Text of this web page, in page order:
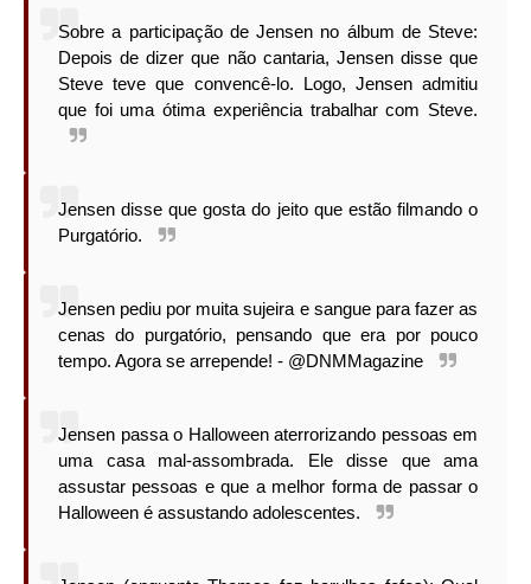
Sobre a participação de Jensen no álbum de Steve:
Depois de dizer que não cantaria, Jensen disse que
Steve teve que convencê-lo. Logo, Jensen admitiu
que foi uma ótima experiência trabalhar com Steve.
Jensen disse que gosta do jeito que estão filmando o
Purgatório.
Jensen pediu por muita sujeira e sangue para fazer as
cenas do purgatório, pensando que era por pouco
tempo. Agora se arrepende! - @DNMMagazine
Jensen passa o Halloween aterrorizando pessoas em
uma casa mal-assombrada. Ele disse que ama
assustar pessoas e que a melhor forma de passar o
Halloween é assustando adolescentes.